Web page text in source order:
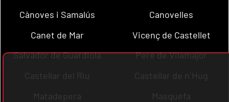
Cànoves i Samalús
Canovelles
Canet de Mar
Vicenç de Castellet
Salvador de Guardiola
Pere de Vilamajor
Castellar del Riu
Castellar de n´Hug
Matadepera
Masquefa